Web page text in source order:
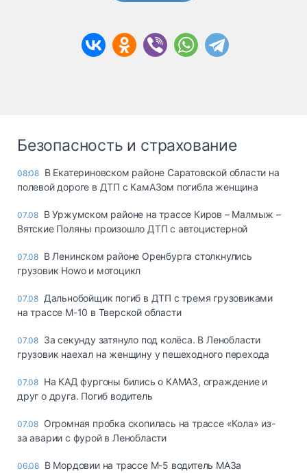
Безопасность и страхование
08:08 В Екатериновском районе Саратовской области на
полевой дороге в ДТП с КамАЗом погибла женщина
07.08 В Уржумском районе на трассе Киров – Малмыж –
Вятские Поляны произошло ДТП с автоцистерной
07.08 В Ленинском районе Оренбурга столкнулись
грузовик Howo и мотоцикл
07.08 Дальнобойщик погиб в ДТП с тремя грузовиками
на трассе М-10 в Тверской области
07.08 За секунду затянуло под колёса. В Ленобласти
грузовик наехал на женщину у пешеходного перехода
07.08 На КАД фургоны бились о КАМАЗ, ограждение и
друг о друга. Погиб водитель
07.08 Огромная пробка скопилась на трассе «Кола» из-
за аварии с фурой в Ленобласти
06.08 В Мордовии на трассе М-5 водитель МАЗа